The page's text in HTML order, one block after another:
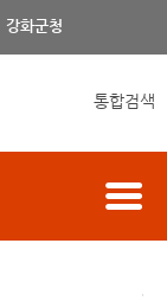
강화군청
통합검색